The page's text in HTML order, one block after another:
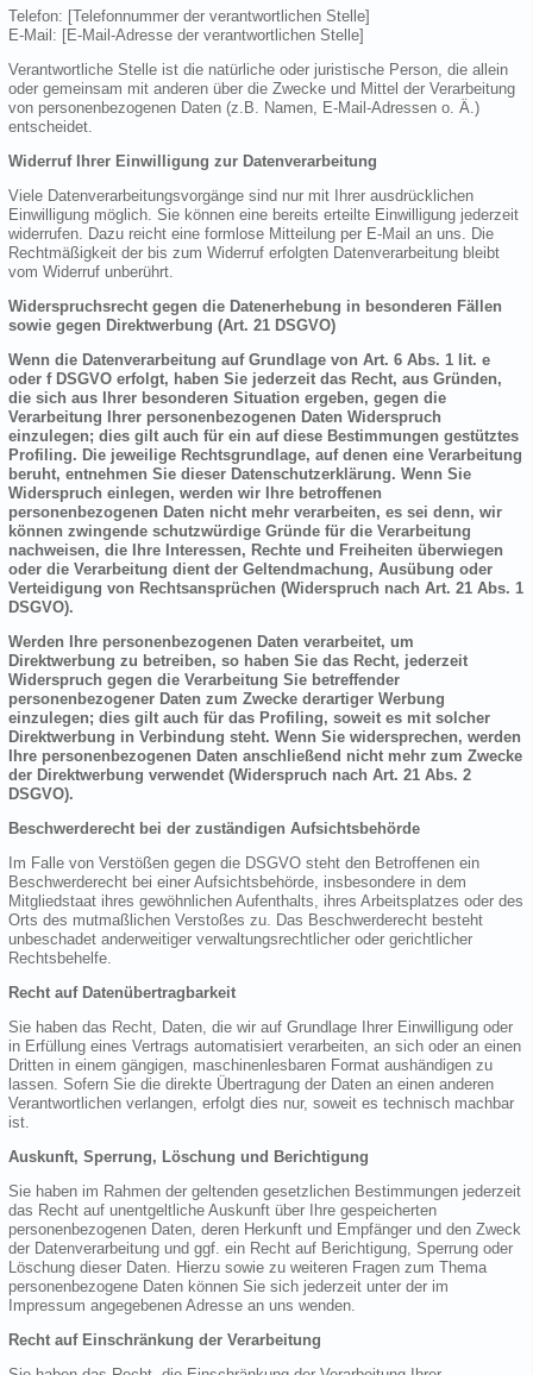
Telefon: [Telefonnummer der verantwortlichen Stelle]
E-Mail: [E-Mail-Adresse der verantwortlichen Stelle]
Verantwortliche Stelle ist die natürliche oder juristische Person, die allein
oder gemeinsam mit anderen über die Zwecke und Mittel der Verarbeitung
von personenbezogenen Daten (z.B. Namen, E-Mail-Adressen o. Ä.)
entscheidet.
Widerruf Ihrer Einwilligung zur Datenverarbeitung
Viele Datenverarbeitungsvorgänge sind nur mit Ihrer ausdrücklichen
Einwilligung möglich. Sie können eine bereits erteilte Einwilligung jederzeit
widerrufen. Dazu reicht eine formlose Mitteilung per E-Mail an uns. Die
Rechtmäßigkeit der bis zum Widerruf erfolgten Datenverarbeitung bleibt
vom Widerruf unberührt.
Widerspruchsrecht gegen die Datenerhebung in besonderen Fällen
sowie gegen Direktwerbung (Art. 21 DSGVO)
Wenn die Datenverarbeitung auf Grundlage von Art. 6 Abs. 1 lit. e
oder f DSGVO erfolgt, haben Sie jederzeit das Recht, aus Gründen,
die sich aus Ihrer besonderen Situation ergeben, gegen die
Verarbeitung Ihrer personenbezogenen Daten Widerspruch
einzulegen; dies gilt auch für ein auf diese Bestimmungen gestütztes
Profiling. Die jeweilige Rechtsgrundlage, auf denen eine Verarbeitung
beruht, entnehmen Sie dieser Datenschutzerklärung. Wenn Sie
Widerspruch einlegen, werden wir Ihre betroffenen
personenbezogenen Daten nicht mehr verarbeiten, es sei denn, wir
können zwingende schutzwürdige Gründe für die Verarbeitung
nachweisen, die Ihre Interessen, Rechte und Freiheiten überwiegen
oder die Verarbeitung dient der Geltendmachung, Ausübung oder
Verteidigung von Rechtsansprüchen (Widerspruch nach Art. 21 Abs. 1
DSGVO).
Werden Ihre personenbezogenen Daten verarbeitet, um
Direktwerbung zu betreiben, so haben Sie das Recht, jederzeit
Widerspruch gegen die Verarbeitung Sie betreffender
personenbezogener Daten zum Zwecke derartiger Werbung
einzulegen; dies gilt auch für das Profiling, soweit es mit solcher
Direktwerbung in Verbindung steht. Wenn Sie widersprechen, werden
Ihre personenbezogenen Daten anschließend nicht mehr zum Zwecke
der Direktwerbung verwendet (Widerspruch nach Art. 21 Abs. 2
DSGVO).
Beschwerderecht bei der zuständigen Aufsichtsbehörde
Im Falle von Verstößen gegen die DSGVO steht den Betroffenen ein
Beschwerderecht bei einer Aufsichtsbehörde, insbesondere in dem
Mitgliedstaat ihres gewöhnlichen Aufenthalts, ihres Arbeitsplatzes oder des
Orts des mutmaßlichen Verstoßes zu. Das Beschwerderecht besteht
unbeschadet anderweitiger verwaltungsrechtlicher oder gerichtlicher
Rechtsbehelfe.
Recht auf Datenübertragbarkeit
Sie haben das Recht, Daten, die wir auf Grundlage Ihrer Einwilligung oder
in Erfüllung eines Vertrags automatisiert verarbeiten, an sich oder an einen
Dritten in einem gängigen, maschinenlesbaren Format aushändigen zu
lassen. Sofern Sie die direkte Übertragung der Daten an einen anderen
Verantwortlichen verlangen, erfolgt dies nur, soweit es technisch machbar
ist.
Auskunft, Sperrung, Löschung und Berichtigung
Sie haben im Rahmen der geltenden gesetzlichen Bestimmungen jederzeit
das Recht auf unentgeltliche Auskunft über Ihre gespeicherten
personenbezogenen Daten, deren Herkunft und Empfänger und den Zweck
der Datenverarbeitung und ggf. ein Recht auf Berichtigung, Sperrung oder
Löschung dieser Daten. Hierzu sowie zu weiteren Fragen zum Thema
personenbezogene Daten können Sie sich jederzeit unter der im
Impressum angegebenen Adresse an uns wenden.
Recht auf Einschränkung der Verarbeitung